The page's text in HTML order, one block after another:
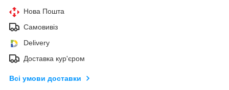
Нова Пошта
Самовивіз
Delivery
Доставка кур'єром
Всі умови доставки